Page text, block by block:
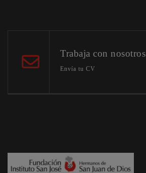
Trabaja con nosotros
Envía tu CV